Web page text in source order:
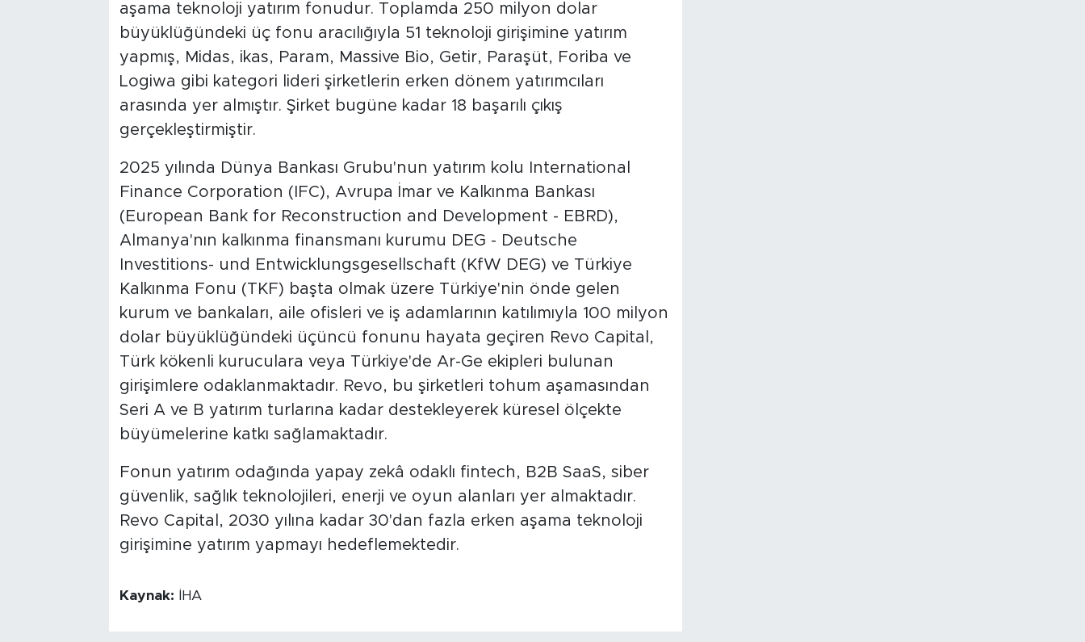
aşama teknoloji yatırım fonudur. Toplamda 250 milyon dolar
büyüklüğündeki üç fonu aracılığıyla 51 teknoloji girişimine yatırım
yapmış, Midas, ikas, Param, Massive Bio, Getir, Paraşüt, Foriba ve
Logiwa gibi kategori lideri şirketlerin erken dönem yatırımcıları
arasında yer almıştır. Şirket bugüne kadar 18 başarılı çıkış
gerçekleştirmiştir.
2025 yılında Dünya Bankası Grubu'nun yatırım kolu International
Finance Corporation (IFC), Avrupa İmar ve Kalkınma Bankası
(European Bank for Reconstruction and Development - EBRD),
Almanya'nın kalkınma finansmanı kurumu DEG - Deutsche
Investitions- und Entwicklungsgesellschaft (KfW DEG) ve Türkiye
Kalkınma Fonu (TKF) başta olmak üzere Türkiye'nin önde gelen
kurum ve bankaları, aile ofisleri ve iş adamlarının katılımıyla 100 milyon
dolar büyüklüğündeki üçüncü fonunu hayata geçiren Revo Capital,
Türk kökenli kuruculara veya Türkiye'de Ar-Ge ekipleri bulunan
girişimlere odaklanmaktadır. Revo, bu şirketleri tohum aşamasından
Seri A ve B yatırım turlarına kadar destekleyerek küresel ölçekte
büyümelerine katkı sağlamaktadır.
Fonun yatırım odağında yapay zekâ odaklı fintech, B2B SaaS, siber
güvenlik, sağlık teknolojileri, enerji ve oyun alanları yer almaktadır.
Revo Capital, 2030 yılına kadar 30'dan fazla erken aşama teknoloji
girişimine yatırım yapmayı hedeflemektedir.
Kaynak: İHA